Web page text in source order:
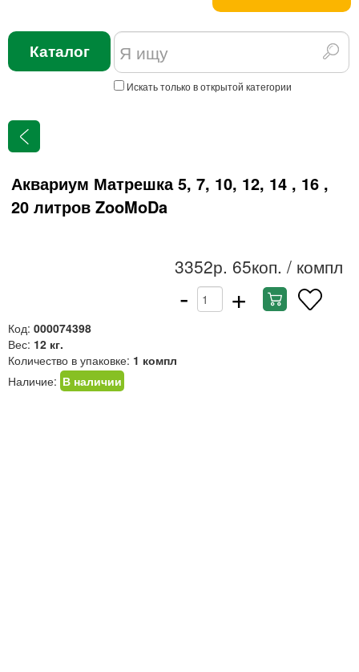
Каталог
Искать только в открытой категории
Аквариум Матрешка 5, 7, 10, 12, 14 , 16 ,
20 литров ZooMoDa
3352р. 65коп. / компл
- +
Код: 000074398
Вес: 12 кг.
Количество в упаковке: 1 компл
Наличие: В наличии